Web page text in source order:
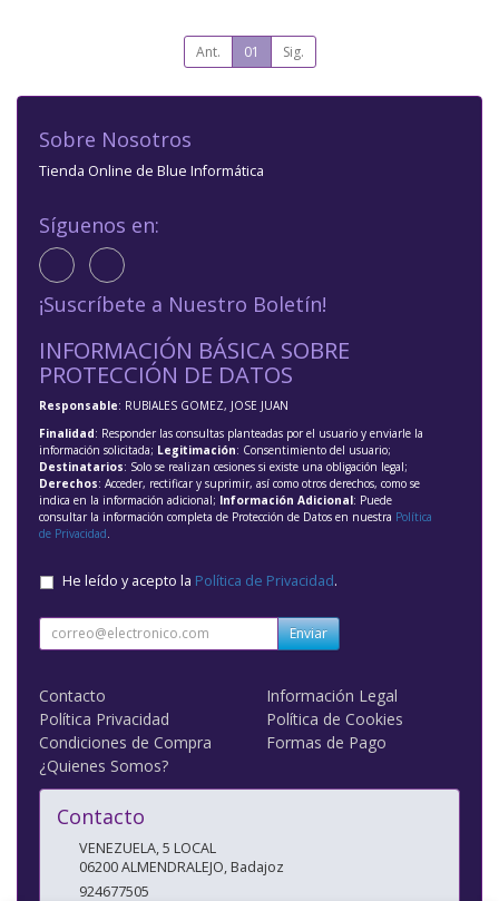
Ant. 01 Sig.
Sobre Nosotros
Tienda Online de Blue Informática
Síguenos en:
¡Suscríbete a Nuestro Boletín!
INFORMACIÓN BÁSICA SOBRE
PROTECCIÓN DE DATOS
Responsable: RUBIALES GOMEZ, JOSE JUAN
Finalidad: Responder las consultas planteadas por el usuario y enviarle la
información solicitada; Legitimación: Consentimiento del usuario;
Destinatarios: Solo se realizan cesiones si existe una obligación legal;
Derechos: Acceder, rectificar y suprimir, así como otros derechos, como se
indica en la información adicional; Información Adicional: Puede
consultar la información completa de Protección de Datos en nuestra Política
de Privacidad
He leído y acepto la Política de Privacidad.
Enviar
Contacto
Información Legal
Política Privacidad
Política de Cookies
Condiciones de Compra
Formas de Pago
¿Quienes Somos?
Contacto
VENEZUELA, 5 LOCAL
06200ALMENDRALEJO,Badajoz
924677505